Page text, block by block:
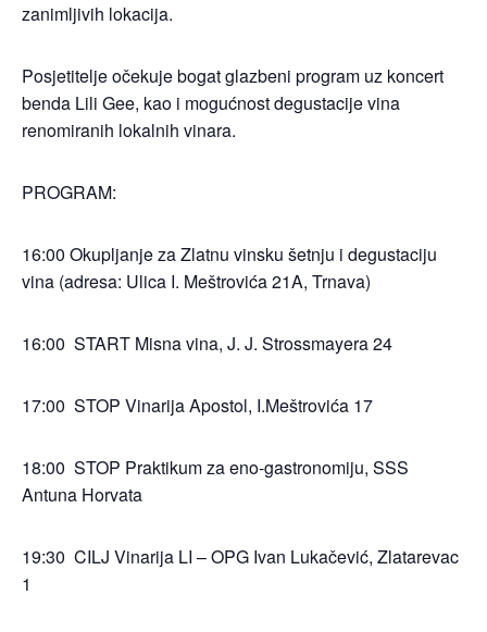
zanimljivih lokacija.
Posjetitelje očekuje bogat glazbeni program uz koncert
benda Lili Gee, kao i mogućnost degustacije vina
renomiranih lokalnih vinara.
PROGRAM:
16:00 Okupljanje za Zlatnu vinsku šetnju i degustaciju
vina (adresa: Ulica I. Meštrovića 21A, Trnava)
16:00 START Misna vina, J. J. Strossmayera 24
17:00 STOP Vinarija Apostol, I.Meštrovića 17
18:00 STOP Praktikum za eno-gastronomiju, SSS
Antuna Horvata
19:30 CILJ Vinarija LI – OPG Ivan Lukačević, Zlatarevac
1